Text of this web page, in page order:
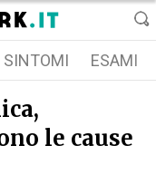
SINTOMI ESAMI
le cause